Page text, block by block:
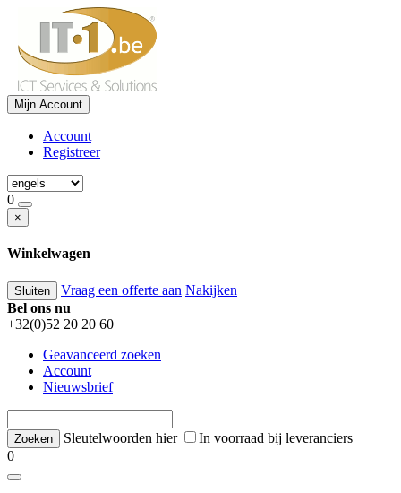
Mijn Account
Account
Registreer
0
×
Winkelwagen
Sluiten Vraag een offerte aan Nakijken
Bel ons nu
+32(0)52 20 20 60
Geavanceerd zoeken
Account
Nieuwsbrief
Sleutelwoorden hier
In voorraad bij leveranciers
0